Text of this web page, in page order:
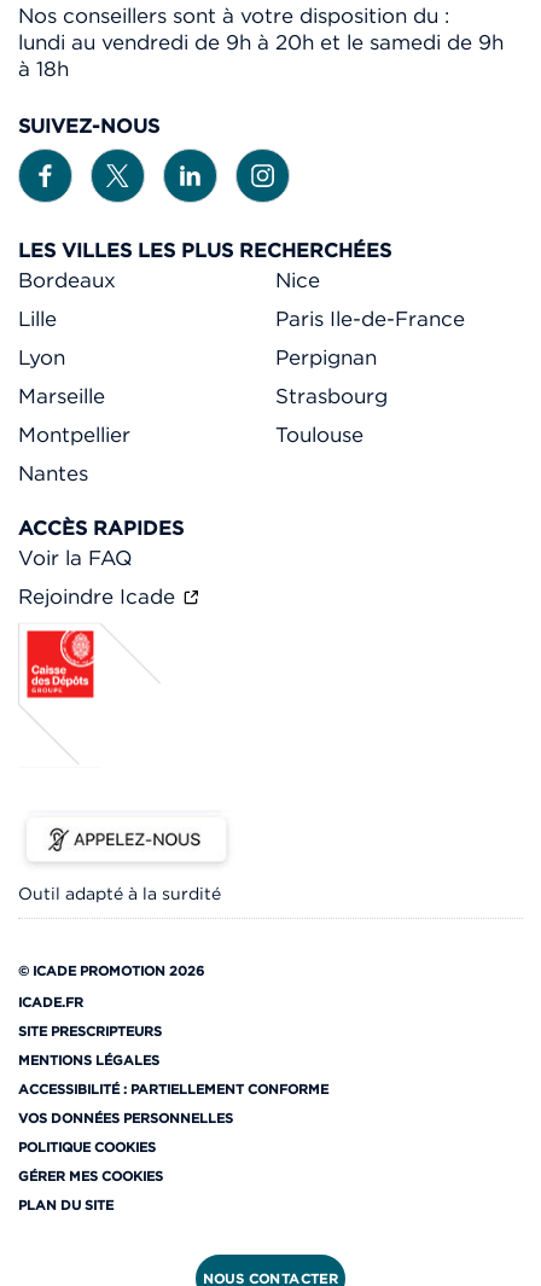
NOUS CONTACTER
Nos conseillers sont à votre disposition du :
lundi au vendredi de 9h à 20h et le samedi de 9h
à 18h
SUIVEZ-NOUS
LES VILLES LES PLUS RECHERCHÉES
Bordeaux
Lille
Lyon
Marseille
Montpellier
Nantes
Nice
Paris Ile-de-France
Perpignan
Strasbourg
Toulouse
ACCÈS RAPIDES
Voir la FAQ
Rejoindre Icade
Outil adapté à la surdité
© ICADE PROMOTION 2026
ICADE.FR
SITE PRESCRIPTEURS
MENTIONS LÉGALES
ACCESSIBILITÉ : PARTIELLEMENT CONFORME
VOS DONNÉES PERSONNELLES
POLITIQUE COOKIES
GÉRER MES COOKIES
PLAN DU SITE